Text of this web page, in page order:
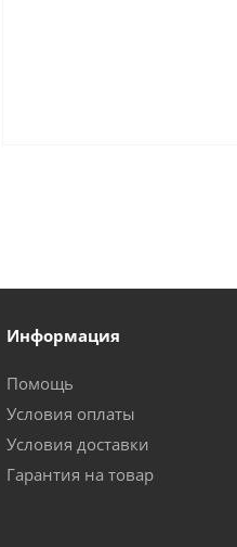
Информация
Помощь
Условия оплаты
Условия доставки
Гарантия на товар